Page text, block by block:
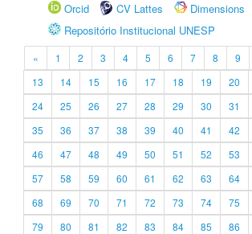
Orcid
CV Lattes
Dimensions
Repositório Institucional UNESP
« 1 2 3 4 5 6 7 8 9
13
14 15 16 17 18 19 20
24
25 26 27 28 29 30 31
35
36 37 38 39 40 41 42
46
47 48 49 50 51 52 53
57
58 59 60 61 62 63 64
68
69 70 71 72 73 74 75
79
80 81 82 83 84 85 86